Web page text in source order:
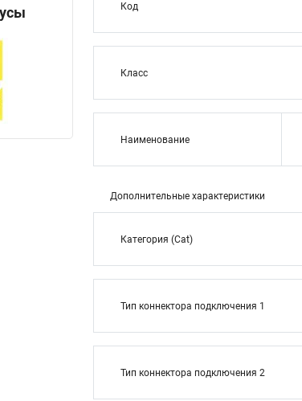
Код
Класс
Наименование
Дополнительные характеристики
Категория (Cat)
Тип коннектора подключения 1
Тип коннектора подключения 2